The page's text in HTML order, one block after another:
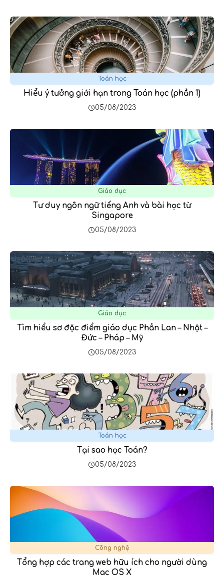
Toán học
Hiểu ý tưởng giới hạn trong Toán học (phần 1)
05/08/2023
Giáo dục
Tư duy ngôn ngữ tiếng Anh và bài học từ
Singapore
05/08/2023
Giáo dục
Tìm hiểu sơ đặc điểm giáo dục Phần Lan – Nhật –
Đức – Pháp – Mỹ
05/08/2023
Toán học
Tại sao học Toán?
05/08/2023
Công nghệ
Tổng hợp các trang web hữu ích cho người dùng
Mac OS X